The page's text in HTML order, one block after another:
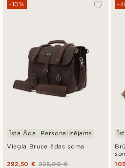
Viegla Bruce ādas soma
-10%
Īsta Āda Personalizējams
325,00 €
292,50 €
-